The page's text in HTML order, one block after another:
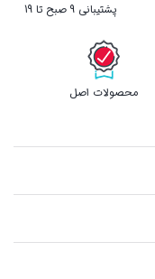
پشتیبانی 9 صبح تا 19
محصولات اصل